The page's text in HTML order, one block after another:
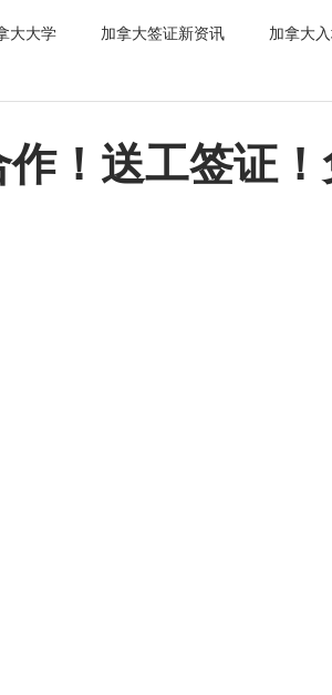
大大学 加拿大签证新资讯 加拿大
！送工签证